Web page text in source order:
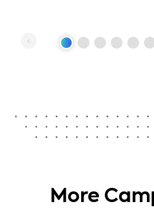
More